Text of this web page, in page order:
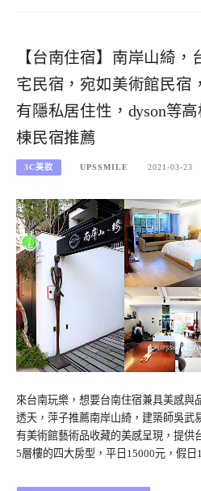
【台南住宿】南岸山綺
宅民宿，宛如美術館民宿
有隱私居住性，dyson等
棟民宿推薦
3C美妝 UPSSMILE 2021-03-23
來台南玩樂，想要台南住宿兼具美感與
透天，萍子推薦南岸山綺，建築師吳武
有美術館藝術品收藏的美感呈現，提供
5層樓的四大房型，平日15000元，假日